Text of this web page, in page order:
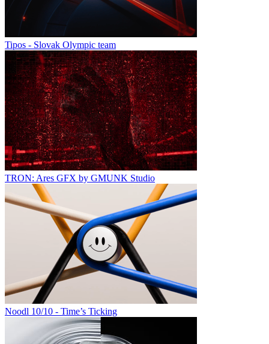
Tipos - Slovak Olympic team
TRON: Ares GFX by GMUNK Studio
Noodl 10/10 - Time’s Ticking